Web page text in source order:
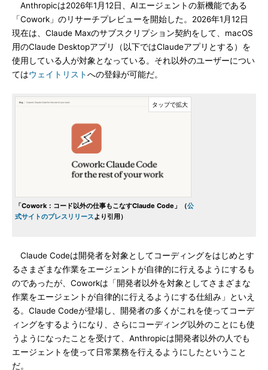
Anthropicは2026年1月12日、AIエージェントの新機能である
「Cowork」のリサーチプレビューを開始した。2026年1月12日
現在は、Claude Maxのサブスクリプション契約をして、macOS
用のClaude Desktopアプリ（以下ではClaudeアプリとする）を
使用している人が対象となっている。それ以外のユーザーについ
てはウェイトリストへの登録が可能だ。
「Cowork：コード以外の仕事もこなすClaude Code」（公
式サイトのプレスリリースより引用）
Claude Codeは開発者を対象としてコーディングをはじめとす
るさまざまな作業をエージェントが自律的に行えるようにするも
のであったが、Coworkは「開発者以外を対象としてさまざまな
作業をエージェントが自律的に行えるようにする仕組み」といえ
る。Claude Codeが登場し、開発者の多くがこれを使ってコーデ
ィングをするようになり、さらにコーディング以外のことにも使
うようになったことを受けて、Anthropicは開発者以外の人でも
エージェントを使って日常業務を行えるようにしたということ
だ。